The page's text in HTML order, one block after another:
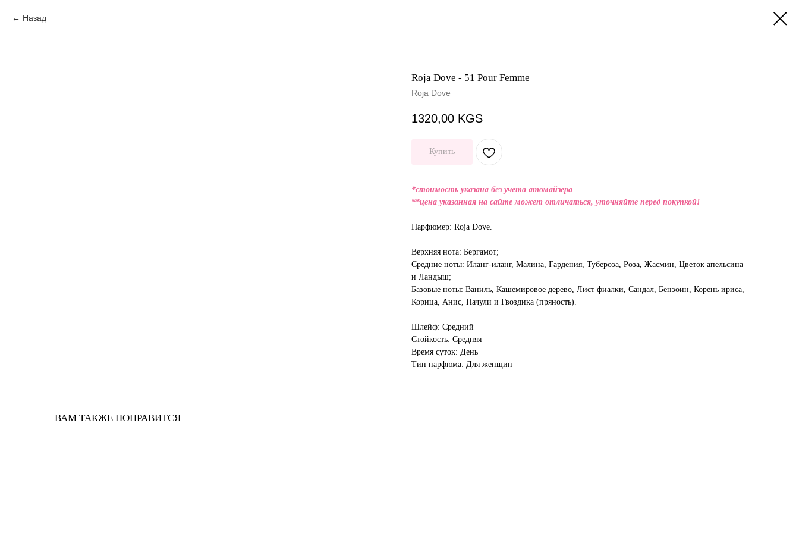
Назад
Roja Dove - 51 Pour Femme
Roja Dove
1320,00 KGS
Купить
*стоимость указана без учета атомайзера
**цена указанная на сайте может отличаться, уточняйте перед покупкой!
Парфюмер: Roja Dove.
Верхняя нота: Бергамот;
Средние ноты: Иланг-иланг, Малина, Гардения, Тубероза, Роза, Жасмин, Цветок апельсина
и Ландыш;
Базовые ноты: Ваниль, Кашемировое дерево, Лист фиалки, Сандал, Бензоин, Корень ириса,
Корица, Анис, Пачули и Гвоздика (пряность).
Шлейф: Средний
Стойкость: Средняя
Время суток: День
Тип парфюма: Для женщин
ВАМ ТАКЖЕ ПОНРАВИТСЯ